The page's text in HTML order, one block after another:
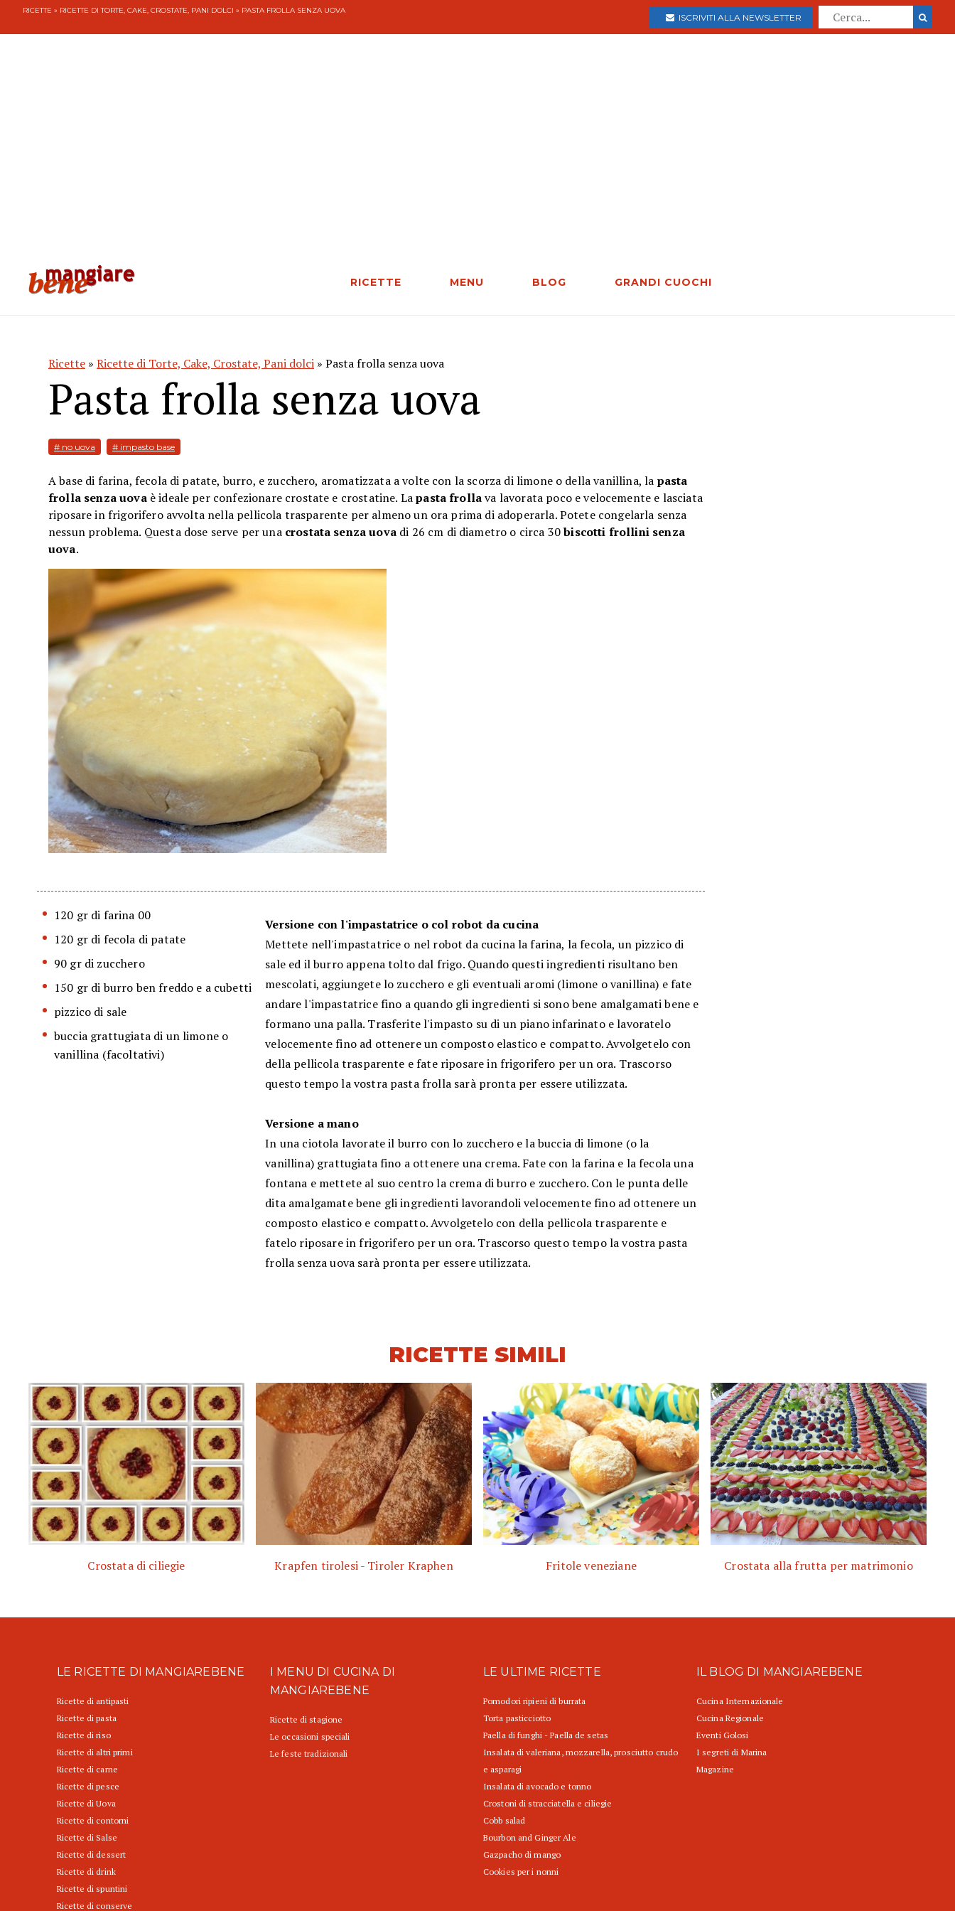
RICETTE » RICETTE DI TORTE, CAKE, CROSTATE, PANI DOLCI » PASTA FROLLA SENZA UOVA
ISCRIVITI ALLA NEWSLETTER
RICETTE MENU BLOG GRANDI CUOCHI
Ricette » Ricette di Torte, Cake, Crostate, Pani dolci » Pasta frolla senza uova
Pasta frolla senza uova
# no uova # impasto base
A base di farina, fecola di patate, burro, e zucchero, aromatizzata a volte con la scorza di limone o della vanillina, la pasta
frolla senza uova è ideale per confezionare crostate e crostatine. Lapasta frollava lavorata poco e velocemente e lasciata
riposare in frigorifero avvolta nella pellicola trasparente per almeno un ora prima di adoperarla. Potete congelarla senza
nessun problema. Questa dose serve per una crostata senza uovadi 26 cm di diametro o circa 30biscotti frollini senza
uova.
120 gr di farina 00
120 gr di fecola di patate
90 gr di zucchero
150 gr di burro ben freddo e a cubetti
pizzico di sale
buccia grattugiata di un limone o
vanillina (facoltativi)
Versione con l'impastatrice o col robot da cucina
Mettete nell'impastatrice o nel robot da cucina la farina, la fecola, un pizzico di
sale ed il burro appena tolto dal frigo. Quando questi ingredienti risultano ben
mescolati, aggiungete lo zucchero e gli eventuali aromi (limone o vanillina) e fate
andare l'impastatrice fino a quando gli ingredienti si sono bene amalgamati bene e
formano una palla. Trasferite l'impasto su di un piano infarinato e lavoratelo
velocemente fino ad ottenere un composto elastico e compatto. Avvolgetelo con
della pellicola trasparente e fate riposare in frigorifero per un ora. Trascorso
questo tempo la vostra pasta frolla sarà pronta per essere utilizzata.
Versione a mano
In una ciotola lavorate il burro con lo zucchero e la buccia di limone (o la
vanillina) grattugiata fino a ottenere una crema. Fate con la farina e la fecola una
fontana e mettete al suo centro la crema di burro e zucchero. Con le punta delle
dita amalgamate bene gli ingredienti lavorandoli velocemente fino ad ottenere un
composto elastico e compatto. Avvolgetelo con della pellicola trasparente e
fatelo riposare in frigorifero per un ora. Trascorso questo tempo la vostra pasta
frolla senza uova sarà pronta per essere utilizzata.
RICETTE SIMILI
Crostata di ciliegie Krapfen tirolesi - Tiroler Kraphen Fritole veneziane Crostata alla frutta per matrimonio
LE RICETTE DI MANGIAREBENE
Ricette di antipasti
Ricette di pasta
Ricette di riso
Ricette di altri primi
Ricette di carne
Ricette di pesce
Ricette di Uova
Ricette di contorni
Ricette di Salse
Ricette di dessert
Ricette di drink
Ricette di spuntini
Ricette di conserve
I MENU DI CUCINA DI
MANGIAREBENE
Ricette di stagione
Le occasioni speciali
Le feste tradizionali
LE ULTIME RICETTE
Pomodori ripieni di burrata
Torta pasticciotto
Paella di funghi - Paella de setas
Insalata di valeriana, mozzarella, prosciutto crudo
e asparagi
Insalata di avocado e tonno
Crostoni di stracciatella e ciliegie
Cobb salad
Bourbon and Ginger Ale
Gazpacho di mango
Cookies per i nonni
IL BLOG DI MANGIAREBENE
Cucina Internazionale
Cucina Regionale
Eventi Golosi
I segreti di Marina
Magazine